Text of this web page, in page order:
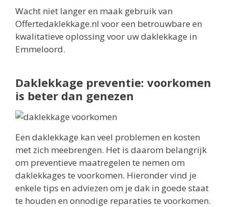
Wacht niet langer en maak gebruik van
Offertedaklekkage.nl voor een betrouwbare en
kwalitatieve oplossing voor uw daklekkage in
Emmeloord.
Daklekkage preventie: voorkomen
is beter dan genezen
Een daklekkage kan veel problemen en kosten
met zich meebrengen. Het is daarom belangrijk
om preventieve maatregelen te nemen om
daklekkages te voorkomen. Hieronder vind je
enkele tips en adviezen om je dak in goede staat
te houden en onnodige reparaties te voorkomen.